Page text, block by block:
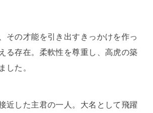
その才能を引き出すきっかけを作っ
る存在。柔軟性を尊重し、高虎の築
した。
近した主君の一人。大名として飛躍